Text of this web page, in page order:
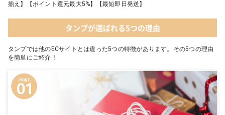
揃え】【ポイント還元最大5%】【最短即日発送】
タンプが選ばれる5つの理由
タンプでは他のECサイトとは違った5つの特徴があります。その5つの理由
を簡単にご紹介！